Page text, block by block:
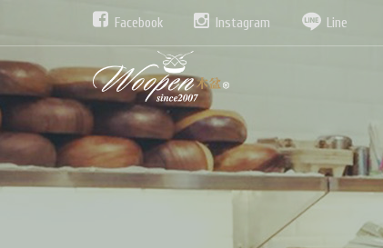
Facebook Instagram Line